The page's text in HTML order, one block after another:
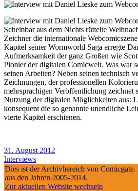
Scheinbar aus dem Nichts rüttelte
Zeichner die internationale
Kapitel seiner Wormworld Saga erregte
Aufmerksamkeit der ganz Großen wie
Pionier der digitalen Comicwelt. Was war
seinen Arbeiten? Neben seinen technisch
Zeichnungen, der professionellen
mehrsprachigen Veröffentlichung zeichnet
Nutzung der digitalen Möglichkeiten aus:
konsequent die so genannte unendliche
vierte Kapitel erschienen.
31. August 2012
Interviews
Dies ist der Archivbereich von
aus den Jahren 2005-2014.
Zur aktuellen Website wechseln